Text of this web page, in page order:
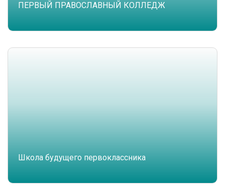
ПЕРВЫЙ ПРАВОСЛАВНЫЙ КОЛЛЕДЖ
Школа будущего первоклассника